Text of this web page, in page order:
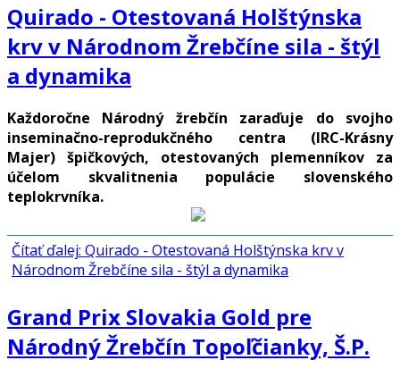
Quirado - Otestovaná Holštýnska
krv v Národnom Žrebčíne sila - štýl
a dynamika
Každoročne Národný žrebčín zaraďuje do svojho
inseminačno-reprodukčného centra (IRC-Krásny
Majer) špičkových, otestovaných plemenníkov za
účelom skvalitnenia populácie slovenského
teplokrvníka.
Čítať ďalej: Quirado - Otestovaná Holštýnska krv v
Národnom Žrebčíne sila - štýl a dynamika
Grand Prix Slovakia Gold pre
Národný Žrebčín Topoľčianky, Š.P.